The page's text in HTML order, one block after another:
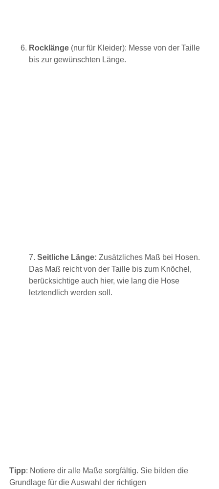
Rocklänge(nur für Kleider): Messe von der Taille
bis zur gewünschten Länge.
7. Seitliche Länge: Zusätzliches Maß bei Hosen.
Das Maß reicht von der Taille bis zum Knöchel,
berücksichtige auch hier, wie lang die Hose
letztendlich werden soll.
Tipp: Notiere dir alle Maße sorgfältig. Sie bilden die
Grundlage für die Auswahl der richtigen